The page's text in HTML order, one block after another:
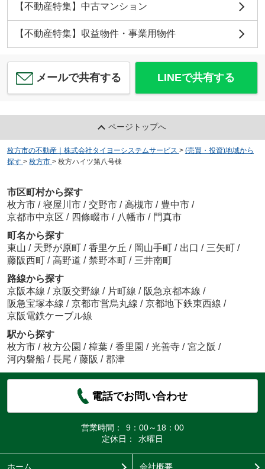
【不動産特集】中古マンション
【不動産特集】収益物件・事業用物件
メールで共有する LINEで共有する
ページトップへ
枚方市の不動産｜株式会社タイヨーシステムサービス > (売買・投資)地域から
探す > 枚方市 > 枚方ハイツ第八号棟
市区町村から探す
枚方市 / 寝屋川市 / 交野市 / 高槻市 / 豊中市 /
京都市中京区 / 四條畷市 / 八幡市 / 門真市
町名から探す
東山 / 天野が原町 / 香里ケ丘 / 岡山手町 / 出口 / 三矢町 /
藤阪西町 / 高野道 / 禁野本町 / 三井南町
路線から探す
京阪本線 / 京阪交野線 / 片町線 / 阪急京都本線 /
阪急宝塚本線 / 京都市営烏丸線 / 京都地下鉄東西線 /
京阪電鉄ケーブル線
駅から探す
枚方市 / 枚方公園 / 樟葉 / 香里園 / 光善寺 / 宮之阪 /
河内磐船 / 長尾 / 藤阪 / 郡津
電話でお問い合わせ
営業時間：
9：00～18：00
定休日：
水曜日
ホーム 会社概要